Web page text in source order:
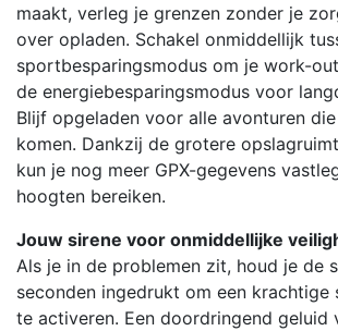
maakt, verleg je grenzen zonder je
over opladen. Schakel onmiddellijk
sportbesparingsmodus om je work-
de energiebesparingsmodus voor
Blijf opgeladen voor alle avonturen
komen. Dankzij de grotere
kun je nog meer GPX-gegevens
hoogten bereiken.
Jouw sirene voor onmiddellijke
Als je in de problemen zit, houd je de
seconden ingedrukt om een krachtige
te activeren. Een doordringend geluid